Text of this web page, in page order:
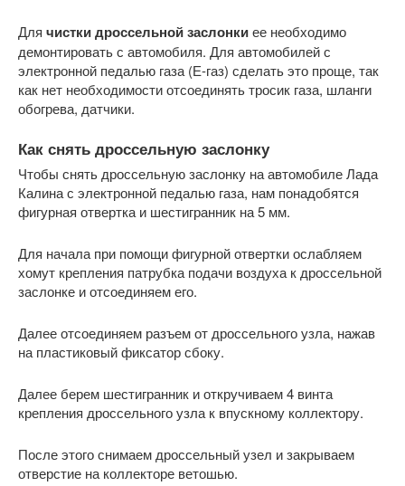
Для чистки дроссельной заслонкиее необходимо
демонтировать с автомобиля. Для автомобилей с
электронной педалью газа (Е-газ) сделать это проще, так
как нет необходимости отсоединять тросик газа, шланги
обогрева, датчики.
Как снять дроссельную заслонку
Чтобы снять дроссельную заслонку на автомобиле Лада
Калина с электронной педалью газа, нам понадобятся
фигурная отвертка и шестигранник на 5 мм.
Для начала при помощи фигурной отвертки ослабляем
хомут крепления патрубка подачи воздуха к дроссельной
заслонке и отсоединяем его.
Далее отсоединяем разъем от дроссельного узла, нажав
на пластиковый фиксатор сбоку.
Далее берем шестигранник и откручиваем 4 винта
крепления дроссельного узла к впускному коллектору.
После этого снимаем дроссельный узел и закрываем
отверстие на коллекторе ветошью.